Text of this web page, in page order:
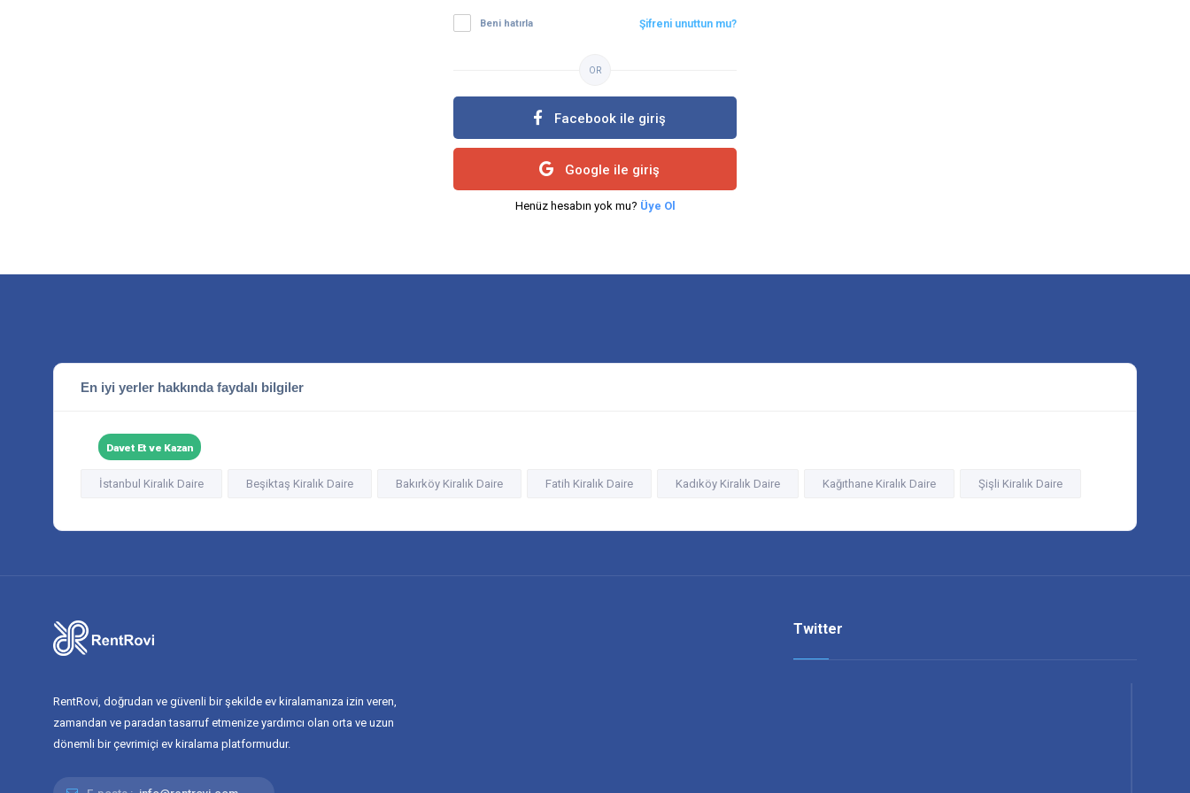
Beni hatırla Şifreni unuttun mu?
OR
Facebook ile giriş
Google ile giriş
Henüz hesabın yok mu? Üye Ol
En iyi yerler hakkında faydalı bilgiler
Davet Et ve Kazan
İstanbul Kiralık Daire Beşiktaş Kiralık Daire Bakırköy Kiralık Daire Fatih Kiralık Daire Kadıköy Kiralık Daire Kağıthane Kiralık Daire Şişli Kiralık Daire
RentRovi, doğrudan ve güvenli bir şekilde ev kiralamanıza izin veren,
zamandan ve paradan tasarruf etmenize yardımcı olan orta ve uzun
dönemli bir çevrimiçi ev kiralama platformudur.
Twitter